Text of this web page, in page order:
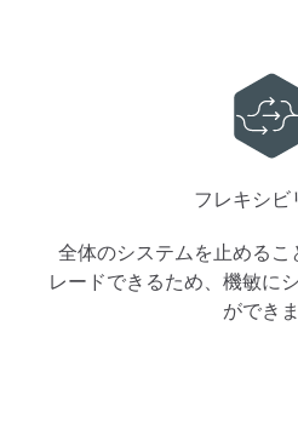
フレキシビ
全体のシステムを止める
レードできるため、機敏に
ができ